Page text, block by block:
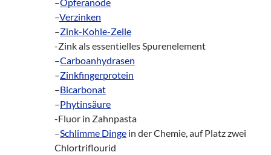
–Verzinken
–Zink-Kohle-Zelle
-Zink als essentielles Spurenelement
–Carboanhydrasen
–Zinkfingerprotein
–Bicarbonat
–Phytinsäure
-Fluor in Zahnpasta
–Schlimme Dinge in der Chemie, auf Platz zwei
Chlortriflourid